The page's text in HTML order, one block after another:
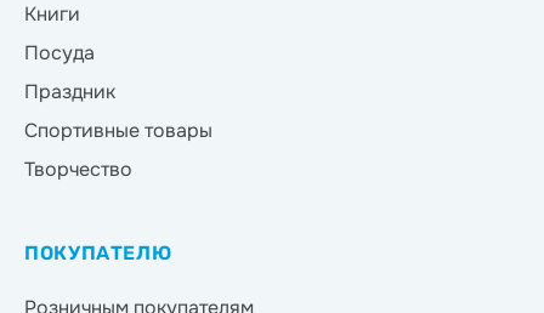
Книги
Посуда
Праздник
Спортивные товары
Творчество
ПОКУПАТЕЛЮ
Розничным покупателям